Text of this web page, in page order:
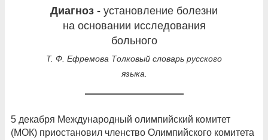
диагноз - установление болезни
на основании исследования
больного
Т. Ф. Ефремова Толковый словарь русского
языка.
5 декабря Международный олимпийский комитет
(МОК) приостановил членство Олимпийского комитета